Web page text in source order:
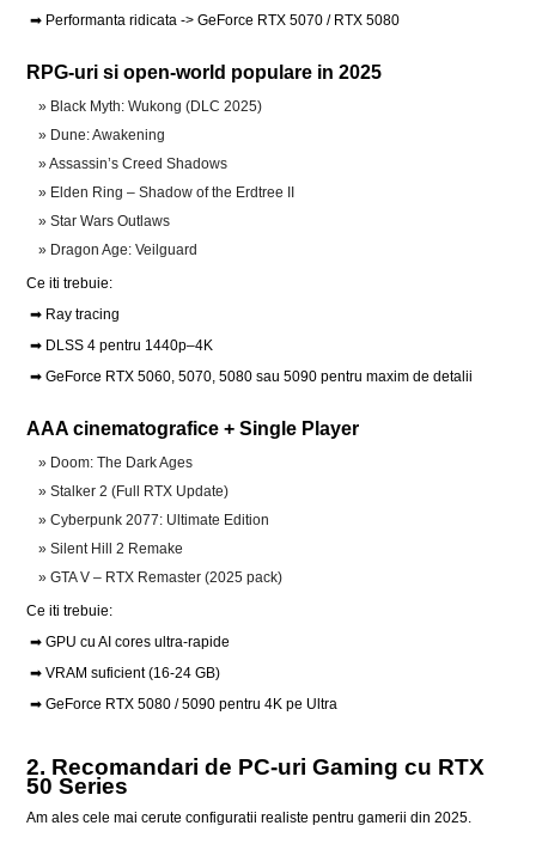
➡ Performanta ridicata -> GeForce RTX 5070 / RTX 5080
RPG-uri si open-world populare in 2025
Black Myth: Wukong (DLC 2025)
Dune: Awakening
Assassin’s Creed Shadows
Elden Ring – Shadow of the Erdtree II
Star Wars Outlaws
Dragon Age: Veilguard
Ce iti trebuie:
➡ Ray tracing
➡ DLSS 4 pentru 1440p–4K
➡ GeForce RTX 5060, 5070, 5080 sau 5090 pentru maxim de detalii
AAA cinemato­grafice + Single Player
Doom: The Dark Ages
Stalker 2 (Full RTX Update)
Cyberpunk 2077: Ultimate Edition
Silent Hill 2 Remake
GTA V – RTX Remaster (2025 pack)
Ce iti trebuie:
➡ GPU cu AI cores ultra-rapide
➡ VRAM suficient (16-24 GB)
➡ GeForce RTX 5080 / 5090 pentru 4K pe Ultra
2. Recomandari de PC-uri Gaming cu RTX
50 Series
Am ales cele mai cerute configuratii realiste pentru gamerii din 2025.